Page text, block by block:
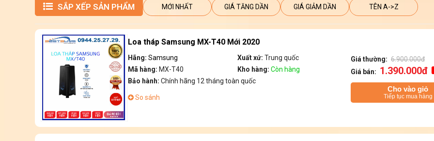
SẮP XẾP SẢN PHẨM MỚI NHẤT GIÁ TĂNG DẦN GIÁ GIẢM DẦN TÊN A->Z
Loa tháp Samsung MX-T40 Mới 2020
Hãng: Samsung Xuất xứ: Trung quốc
Mã hàng: MX-T40 Kho hàng: Còn hàng
Bảo hành: Chính hãng 12 tháng toàn quốc
So sánh
Giá thường: 6.900.000đ
Giá bán: 1.390.000đ
Cho vào giỏ
Tiếp tục mua hàng